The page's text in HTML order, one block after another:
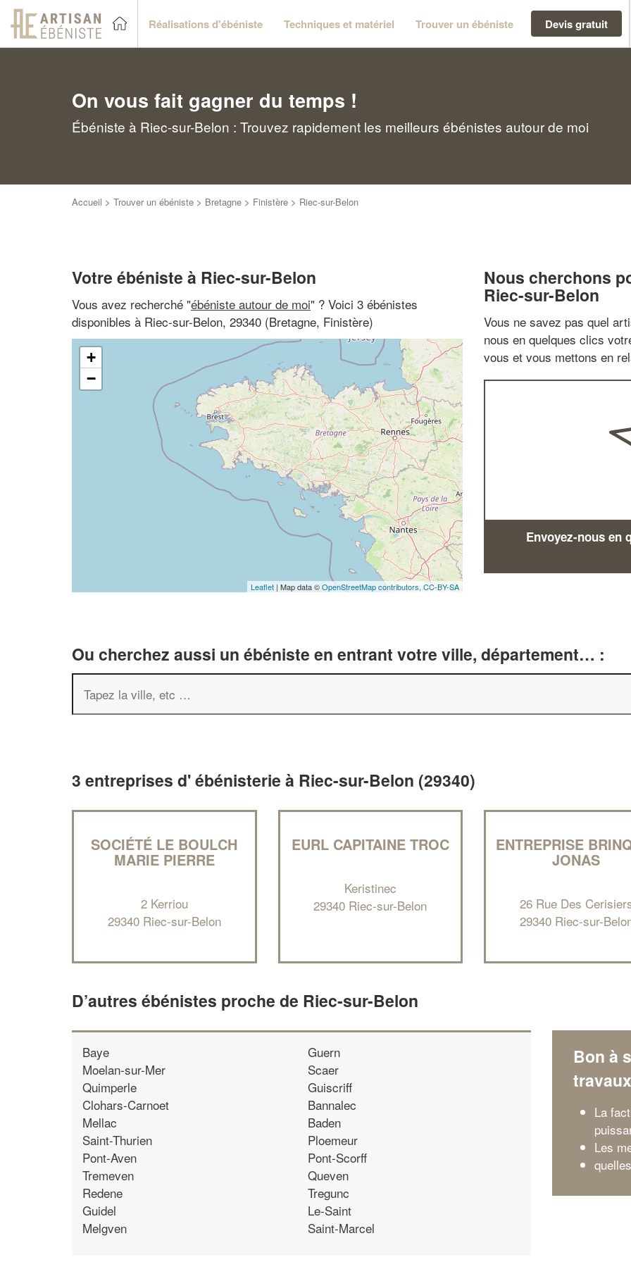
Réalisations d'ébéniste Techniques et matériel Trouver un ébéniste Devis gratuit
On vous fait gagner du temps !
Ébéniste à Riec-sur-Belon : Trouvez rapidement les meilleurs ébénistes autour de moi
Accueil > Trouver un ébéniste > Bretagne > Finistère > Riec-sur-Belon
Votre ébéniste à Riec-sur-Belon
Vous avez recherché "ébéniste autour de moi" ? Voici 3 ébénistes
disponibles à Riec-sur-Belon, 29340 (Bretagne, Finistère)
+
−
Leaflet | Map data ©OpenStreetMap contributors, CC-BY-SA
Nous cherchons
Riec-sur-Belon
Vous ne savez pas quel
nous en quelques clics
vous et vous mettons en
Envoyez-nous en
Ou cherchez aussi un ébéniste en entrant votre ville, département… :
3 entreprises d' ébénisterie à Riec-sur-Belon (29340)
SOCIÉTÉ LE BOULCH
MARIE PIERRE
2 Kerriou
29340 Riec-sur-Belon
EURL CAPITAINE TROC
Keristinec
29340 Riec-sur-Belon
ENTREPRISE
JONAS
26 Rue Des
29340 Riec-sur-
D’autres ébénistes proche de Riec-sur-Belon
Baye
Moelan-sur-Mer
Quimperle
Clohars-Carnoet
Mellac
Saint-Thurien
Pont-Aven
Tremeven
Redene
Guidel
Melgven
Guern
Scaer
Guiscriff
Bannalec
Baden
Ploemeur
Pont-Scorff
Queven
Tregunc
Le-Saint
Saint-Marcel
Bon à
travaux
La
Les